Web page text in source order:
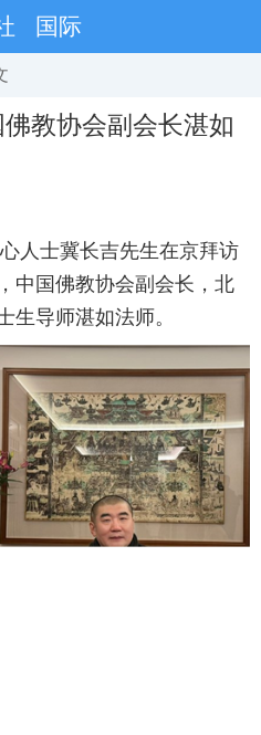
国际
教协会副会长湛如
人士冀长吉先生在京拜访
中国佛教协会副会长，北
生导师湛如法师。